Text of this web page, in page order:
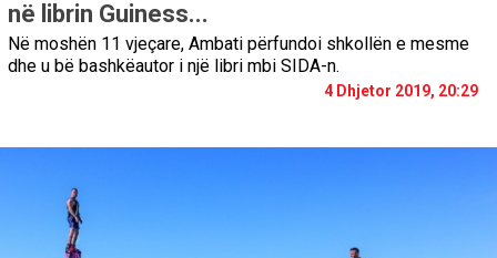
në librin Guiness...
Në moshën 11 vjeçare, Ambati përfundoi shkollën e mesme
dhe u bë bashkëautor i një libri mbi SIDA-n.
4 Dhjetor 2019, 20:29